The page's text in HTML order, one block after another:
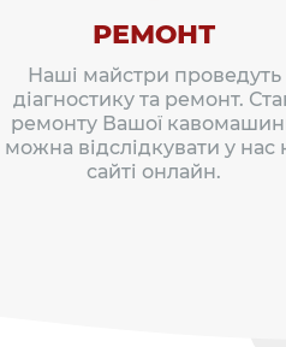
РЕМОНТ
Наші майстри проведуть
діагностику та ремонт.
ремонту Вашої
можна відслідкувати у нас
сайті онлайн.